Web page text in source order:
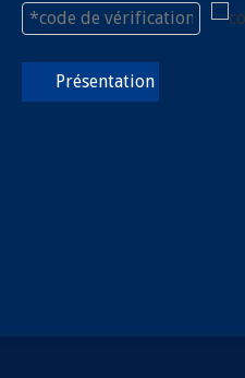
Présentation